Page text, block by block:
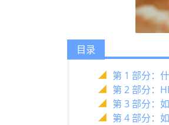
目录
第 1 部分：
第 2 部分：
第 3 部分：
第 4 部分：